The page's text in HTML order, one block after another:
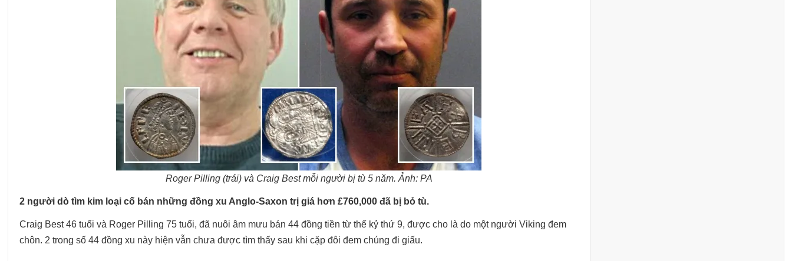
Roger Pilling (trái) và Craig Best mỗi người bị tù 5 năm. Ảnh: PA
2 người dò tìm kim loại cố bán những đồng xu Anglo-Saxon trị giá hơn £760,000 đã bị bỏ tù.
Craig Best 46 tuổi và Roger Pilling 75 tuổi, đã nuôi âm mưu bán 44 đồng tiền từ thế kỷ thứ 9, được cho là do một người Viking đem
chôn. 2 trong số 44 đồng xu này hiện vẫn chưa được tìm thấy sau khi cặp đôi đem chúng đi giấu.